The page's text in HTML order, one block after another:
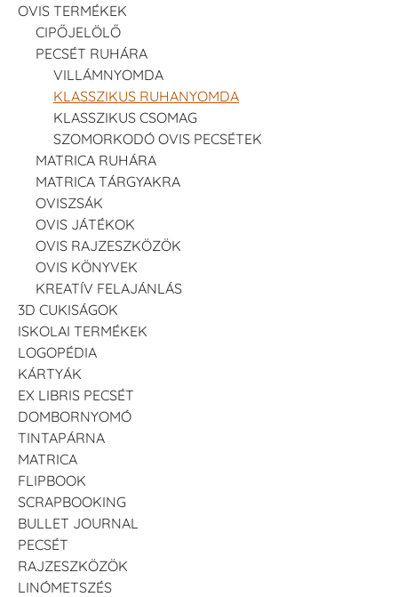
OVIS TERMÉKEK
CIPŐJELÖLŐ
PECSÉT RUHÁRA
VILLÁMNYOMDA
KLASSZIKUS RUHANYOMDA
KLASSZIKUS CSOMAG
SZOMORKODÓ OVIS PECSÉTEK
MATRICA RUHÁRA
MATRICA TÁRGYAKRA
OVISZSÁK
OVIS JÁTÉKOK
OVIS RAJZESZKÖZÖK
OVIS KÖNYVEK
KREATÍV FELAJÁNLÁS
3D CUKISÁGOK
ISKOLAI TERMÉKEK
LOGOPÉDIA
KÁRTYÁK
EX LIBRIS PECSÉT
DOMBORNYOMÓ
TINTAPÁRNA
MATRICA
FLIPBOOK
SCRAPBOOKING
BULLET JOURNAL
PECSÉT
RAJZESZKÖZÖK
LINÓMETSZÉS